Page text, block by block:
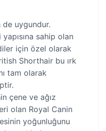
de uygundur.
sahip olan
için özel olarak
Shorthair bu ırk
tam olarak
çene ve ağız
olan Royal Canin
yoğunluğunu